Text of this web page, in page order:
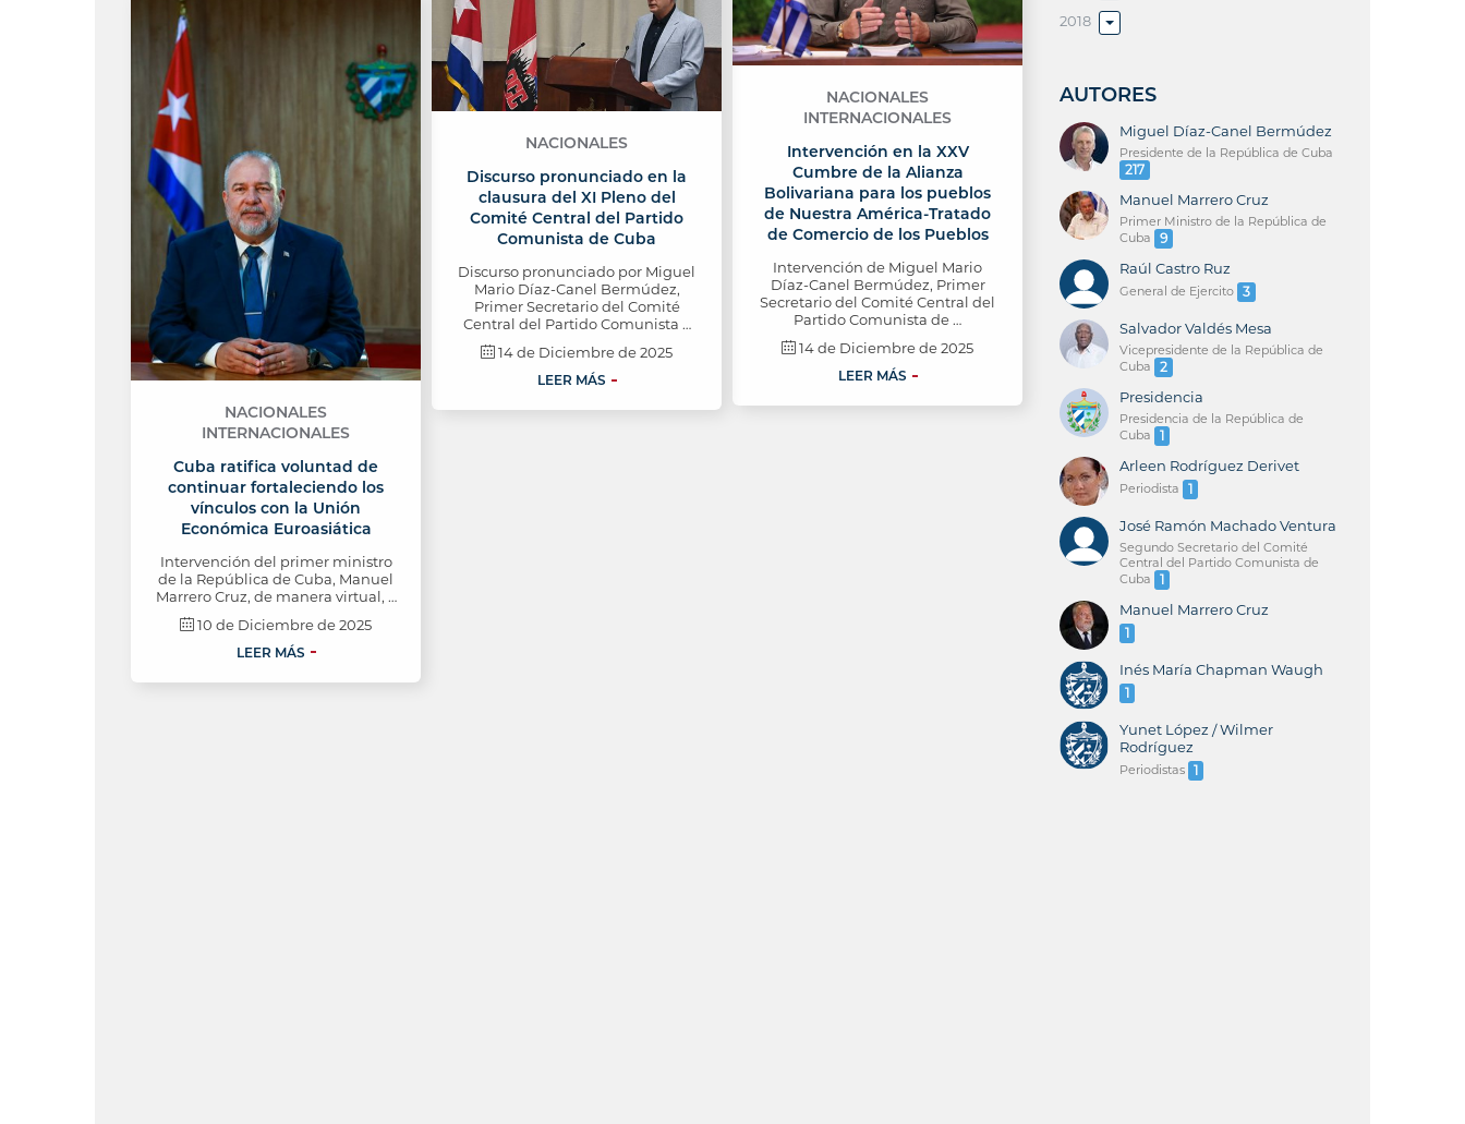
NACIONALES
INTERNACIONALES
Intervención en la XXV
Cumbre de la Alianza
Bolivariana para los pueblos
de Nuestra América-Tratado
de Comercio de los Pueblos
Intervención de Miguel Mario
Díaz-Canel Bermúdez, Primer
Secretario del Comité Central del
Partido Comunista de …
14 de Diciembre de 2025
LEER MÁS
NACIONALES
Discurso pronunciado en la
clausura del XI Pleno del
Comité Central del Partido
Comunista de Cuba
Discurso pronunciado por Miguel
Mario Díaz-Canel Bermúdez,
Primer Secretario del Comité
Central del Partido Comunista …
14 de Diciembre de 2025
LEER MÁS
NACIONALES
INTERNACIONALES
Cuba ratifica voluntad de
continuar fortaleciendo los
vínculos con la Unión
Económica Euroasiática
Intervención del primer ministro
de la República de Cuba, Manuel
Marrero Cruz, de manera virtual, …
10 de Diciembre de 2025
LEER MÁS
2018
AUTORES
Miguel Díaz-Canel Bermúdez
Presidente de la República de Cuba
217
Manuel Marrero Cruz
Primer Ministro de la República de
Cuba
9
Raúl Castro Ruz
General de Ejercito 3
Salvador Valdés Mesa
Vicepresidente de la República de
Cuba
2
Presidencia
Presidencia de la República de
Cuba
1
Arleen Rodríguez Derivet
Periodista 1
José Ramón Machado Ventura
Segundo Secretario del Comité
Central del Partido Comunista de
Cuba
1
Manuel Marrero Cruz
1
Inés María Chapman Waugh
1
Yunet López / Wilmer
Rodríguez
Periodistas 1